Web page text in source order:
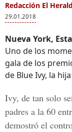
Redacción El
29.01.2018
Nueva York,
Uno de los
gala de los
de Blue Ivy, la
Ivy, de tan solo
padres a la 60
demostró el